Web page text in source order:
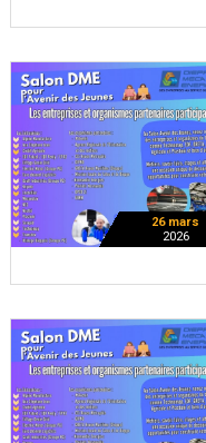
26 mars
2026